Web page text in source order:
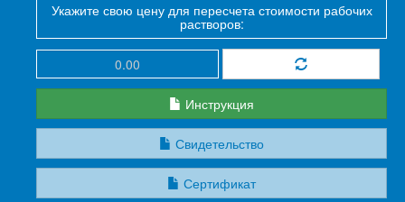
Укажите свою цену для пересчета стоимости рабочих
растворов:
Инструкция
Свидетельство
Сертификат